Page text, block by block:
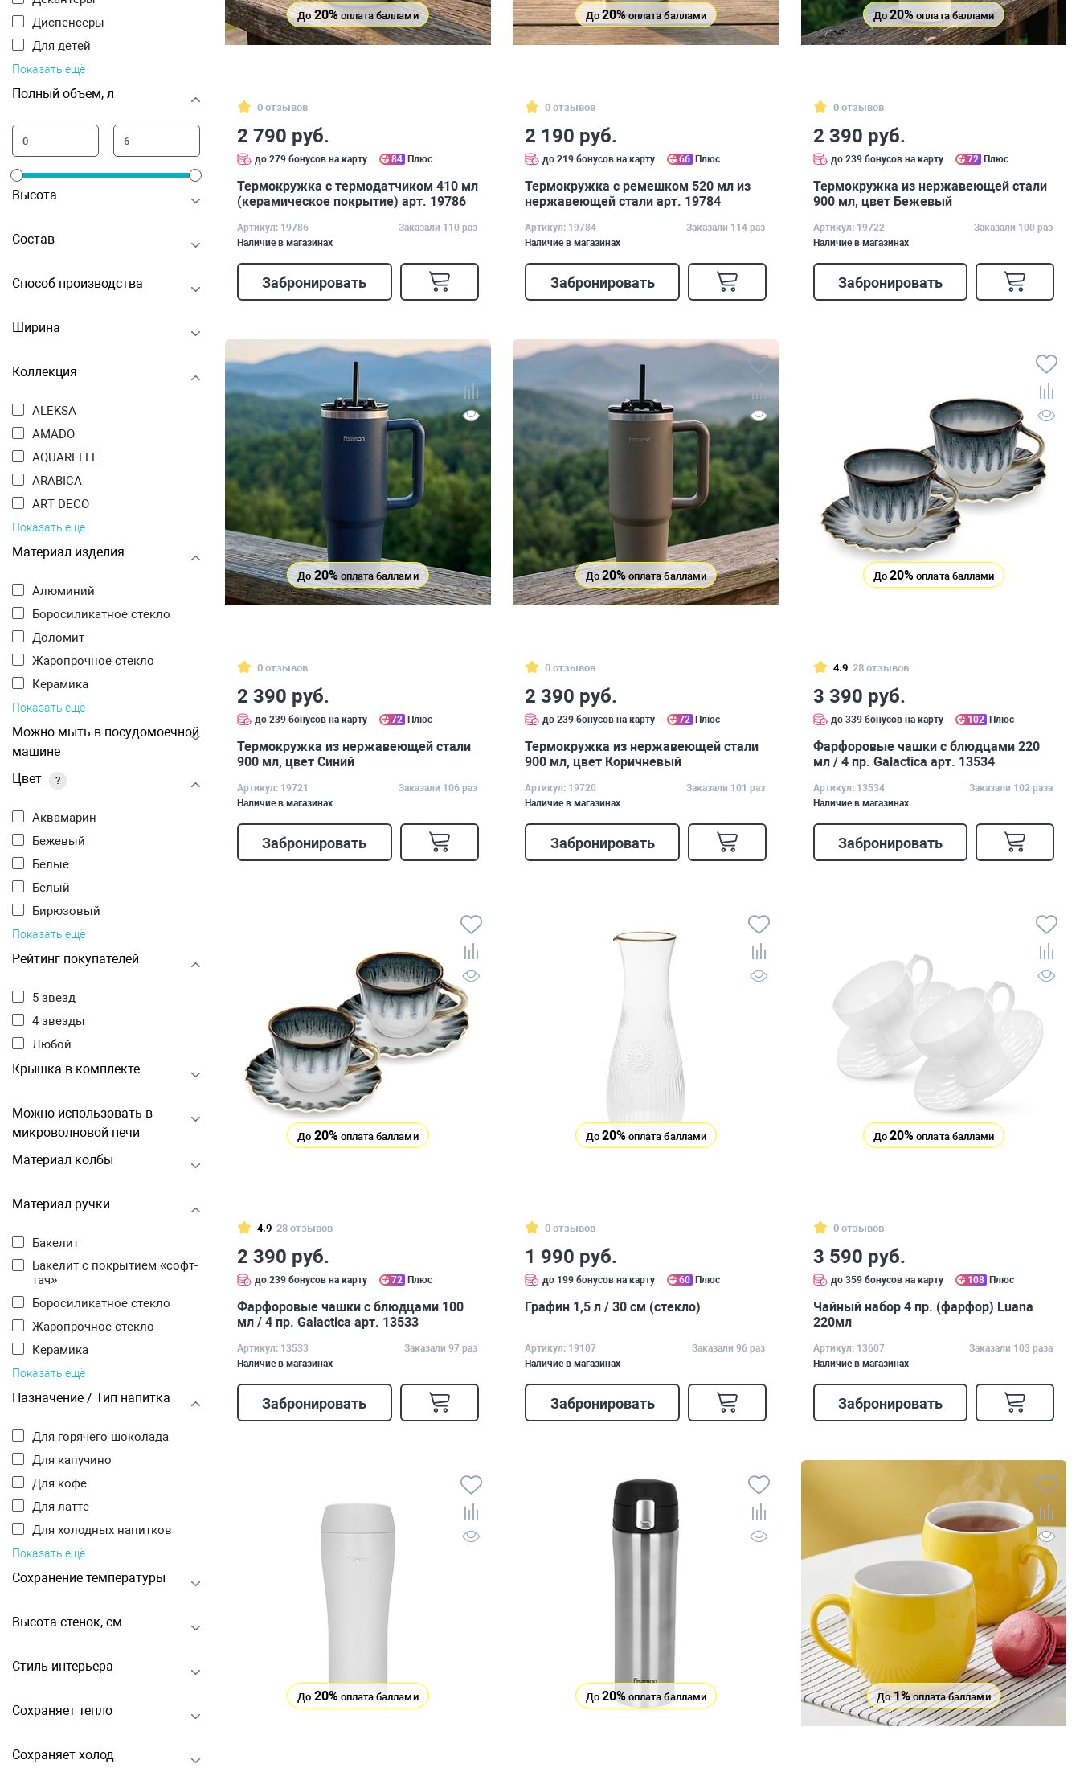
Диспенсеры
Для детей
Показать ещё
Полный объем, л
Высота
Состав
Способ производства
Ширина
Коллекция
ALEKSA
AMADO
AQUARELLE
ARABICA
ART DECO
Показать ещё
Материал изделия
Алюминий
Боросиликатное стекло
Доломит
Жаропрочное стекло
Керамика
Показать ещё
Можно мыть в посудомоечной
машине
Цвет
?
Аквамарин
Бежевый
Белые
Белый
Бирюзовый
Показать ещё
Рейтинг покупателей
5 звезд
4 звезды
Любой
Крышка в комплекте
Можно использовать в
микроволновой печи
Материал колбы
Материал ручки
Бакелит
Бакелит с покрытием «софт-
тач»
Боросиликатное стекло
Жаропрочное стекло
Керамика
Показать ещё
Назначение / Тип напитка
Для горячего шоколада
Для капучино
Для кофе
Для латте
Для холодных напитков
Показать ещё
Сохранение температуры
Высота стенок, см
Стиль интерьера
Сохраняет тепло
Сохраняет холод
До20%оплата баллами
0 отзывов
2 790 руб.
до 279 бонусов на карту 84 Плюс
Термокружка с термодатчиком 410 мл
(керамическое покрытие) арт. 19786
Артикул: 19786
Заказали 110 раз
Наличие в магазинах
Забронировать
До 20%оплата баллами
0 отзывов
2 190 руб.
до 219 бонусов на карту 66 Плюс
Термокружка с ремешком 520 мл из
нержавеющей стали арт. 19784
Артикул: 19784
Заказали 114 раз
Наличие в магазинах
Забронировать
До20% оплата баллами
0 отзывов
2 390 руб.
до 239 бонусов на карту 72 Плюс
Термокружка из нержавеющей стали
900 мл, цвет Бежевый
Артикул: 19722
Заказали 100 раз
Наличие в магазинах
Забронировать
До20% оплата баллами
0 отзывов
2 390 руб.
до 239 бонусов на карту 72 Плюс
Термокружка из нержавеющей стали
900 мл, цвет Синий
Артикул: 19721
Заказали 106 раз
Наличие в магазинах
Забронировать
До20%оплата баллами
0 отзывов
2 390 руб.
до 239 бонусов на карту 72 Плюс
Термокружка из нержавеющей стали
900 мл, цвет Коричневый
Артикул: 19720
Заказали 101 раз
Наличие в магазинах
Забронировать
До20% оплата баллами
4.9 28 отзывов
3 390 руб.
до 339 бонусов на карту 102 Плюс
Фарфоровые чашки с блюдцами 220
мл / 4 пр. Galactica арт. 13534
Артикул: 13534
Заказали 102 раза
Наличие в магазинах
Забронировать
До 20% оплата баллами
4.9 28 отзывов
2 390 руб.
до 239 бонусов на карту 72 Плюс
Фарфоровые чашки с блюдцами 100
мл / 4 пр. Galactica арт. 13533
Артикул: 13533
Заказали 97 раз
Наличие в магазинах
Забронировать
До 20%оплата баллами
0 отзывов
1 990 руб.
до 199 бонусов на карту 60 Плюс
Графин 1,5 л / 30 см (стекло)
Артикул: 19107
Заказали 96 раз
Наличие в магазинах
Забронировать
До20% оплата баллами
0 отзывов
3 590 руб.
до 359 бонусов на карту 108 Плюс
Чайный набор 4 пр. (фарфор) Luana
220мл
Артикул: 13607
Заказали 103 раза
Наличие в магазинах
Забронировать
До 20%оплата баллами До 20% оплата баллами До1%оплата баллами